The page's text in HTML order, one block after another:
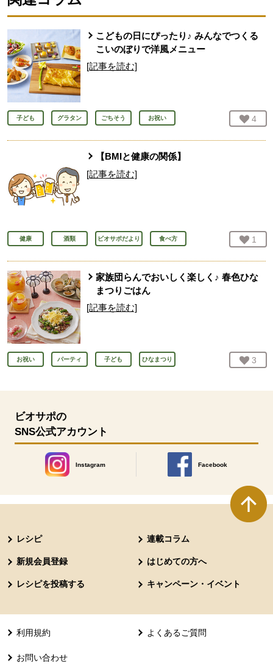
こどもの日にぴったり♪ みんなでつくる
こいのぼりで洋風メニュー
[記事を読む]
子ども グラタン ごちそう お祝い お気
4
【BMIと健康の関係】
[記事を読む]
健康 酒類 ビオサポだより 食べ方 お気
1
家族団らんでおいしく楽しく♪ 春色ひな
まつりごはん
[記事を読む]
お祝い パーティ 子ども ひなまつり お気
3
ビオサポの
SNS公式アカウント
Instagram
別のウィンドウで開きます。
Facebook
別のウィンドウで開きます
レシピ 連載コラム
新規会員登録 はじめての方へ
レシピを投稿する キャンペーン・イベント
利用規約 よくあるご質問
お問い合わせ